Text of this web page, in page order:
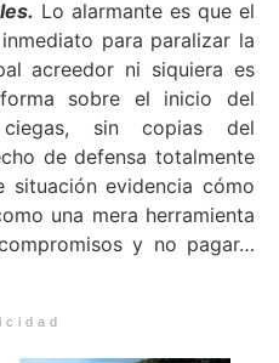
Lo alarmante es que el
para paralizar la
acreedor ni siquiera es
sobre el inicio del
sin copias del
de defensa totalmente
situación evidencia cómo
una mera herramienta
y no pagar…